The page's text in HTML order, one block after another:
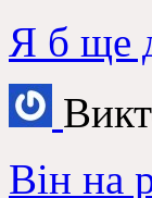
Я б ще
Він на